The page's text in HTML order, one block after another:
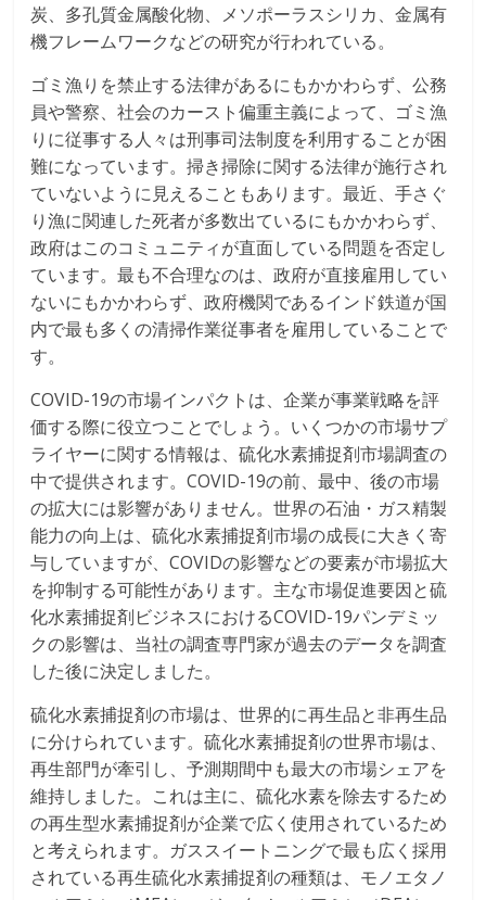
炭、多孔質金属酸化物、メソポーラスシリカ、金属有
機フレームワークなどの研究が行われている。
ゴミ漁りを禁止する法律があるにもかかわらず、公務
員や警察、社会のカースト偏重主義によって、ゴミ漁
りに従事する人々は刑事司法制度を利用することが困
難になっています。掃き掃除に関する法律が施行され
ていないように見えることもあります。最近、手さぐ
り漁に関連した死者が多数出ているにもかかわらず、
政府はこのコミュニティが直面している問題を否定し
ています。最も不合理なのは、政府が直接雇用してい
ないにもかかわらず、政府機関であるインド鉄道が国
内で最も多くの清掃作業従事者を雇用していることで
す。
COVID-19の市場インパクトは、企業が事業戦略を評
価する際に役立つことでしょう。いくつかの市場サプ
ライヤーに関する情報は、硫化水素捕捉剤市場調査の
中で提供されます。COVID-19の前、最中、後の市場
の拡大には影響がありません。世界の石油・ガス精製
能力の向上は、硫化水素捕捉剤市場の成長に大きく寄
与していますが、COVIDの影響などの要素が市場拡大
を抑制する可能性があります。主な市場促進要因と硫
化水素捕捉剤ビジネスにおけるCOVID-19パンデミッ
クの影響は、当社の調査専門家が過去のデータを調査
した後に決定しました。
硫化水素捕捉剤の市場は、世界的に再生品と非再生品
に分けられています。硫化水素捕捉剤の世界市場は、
再生部門が牽引し、予測期間中も最大の市場シェアを
維持しました。これは主に、硫化水素を除去するため
の再生型水素捕捉剤が企業で広く使用されているため
と考えられます。ガススイートニングで最も広く採用
されている再生硫化水素捕捉剤の種類は、モノエタノ